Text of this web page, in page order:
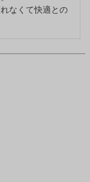
なくて快適との